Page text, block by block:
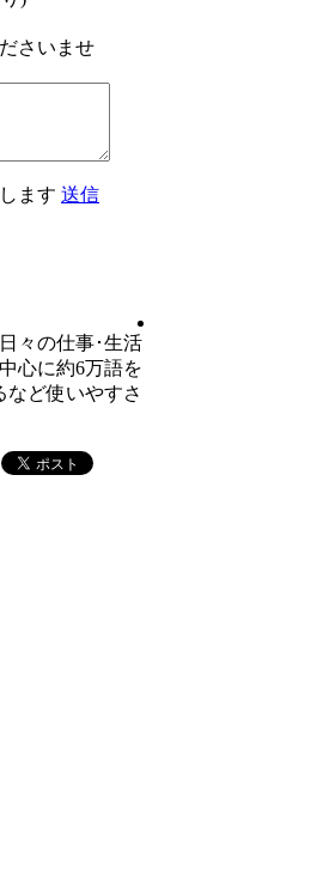
さいませ
ます 送信
々の仕事･生活
心に約6万語を
ど使いやすさ